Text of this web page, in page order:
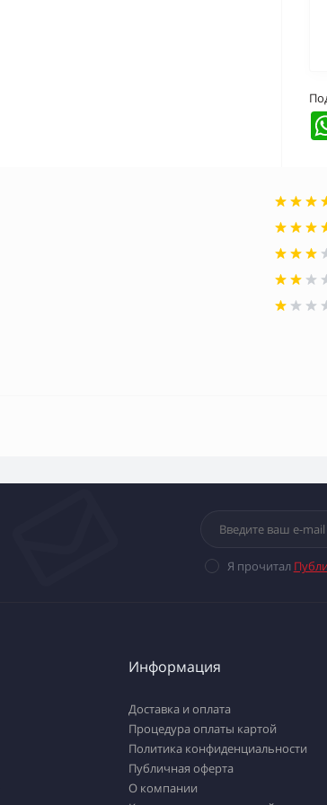
Я прочитал
Информация
Доставка и оплата
Процедура оплаты картой
Политика конфиденциальности
Публичная оферта
О компании